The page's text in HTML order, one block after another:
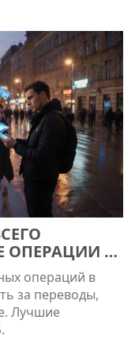
ОПЕРАЦИИ В
операций в
за переводы,
Лучшие